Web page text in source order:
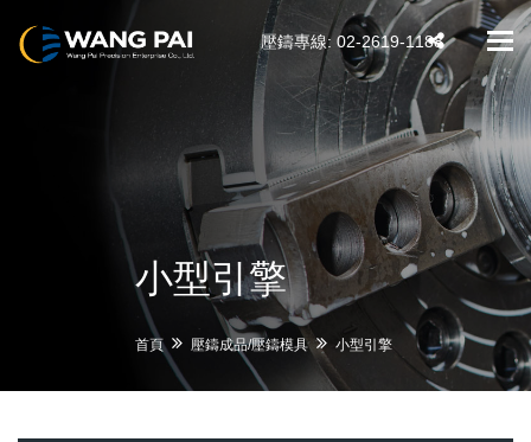
壓鑄專線: 02-2619-1188
小型引擎
首頁 壓鑄成品/壓鑄模具 小型引擎